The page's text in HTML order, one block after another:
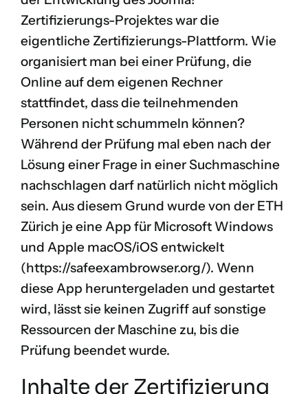
Zertifizierungs-Projektes war die
eigentliche Zertifizierungs-Plattform. Wie
organisiert man bei einer Prüfung, die
Online auf dem eigenen Rechner
stattfindet, dass die teilnehmenden
Personen nicht schummeln können?
Während der Prüfung mal eben nach der
Lösung einer Frage in einer Suchmaschine
nachschlagen darf natürlich nicht möglich
sein. Aus diesem Grund wurde von der ETH
Zürich je eine App für Microsoft Windows
und Apple macOS/iOS entwickelt
(https://safeexambrowser.org/). Wenn
diese App heruntergeladen und gestartet
wird, lässt sie keinen Zugriff auf sonstige
Ressourcen der Maschine zu, bis die
Prüfung beendet wurde.
Inhalte der Zertifizierung